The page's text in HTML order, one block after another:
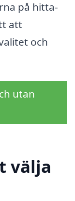
på hitta-
att
och
utan
välja